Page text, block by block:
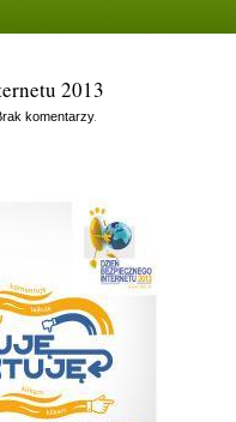
2013
komentarzy.